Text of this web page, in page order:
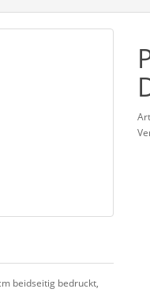
beidseitig bedruckt,